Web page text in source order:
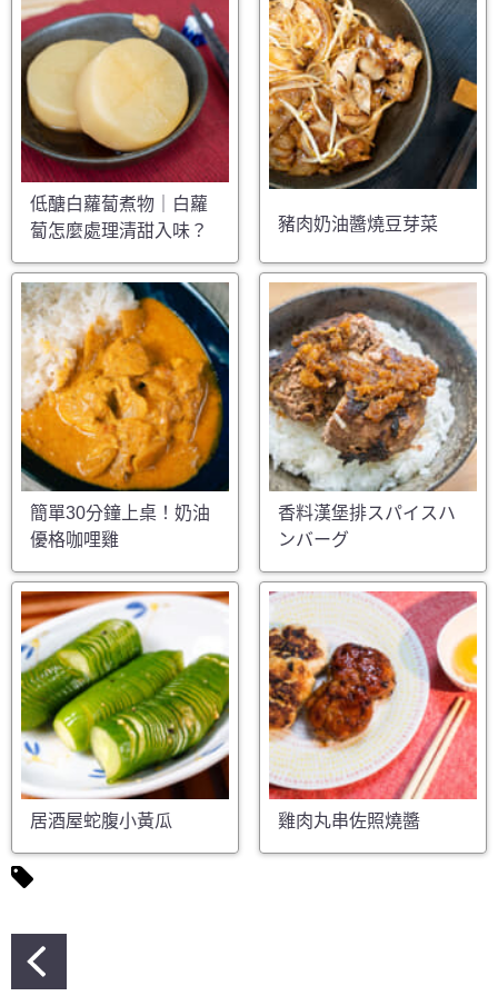
低醣白蘿蔔煮物｜白蘿
蔔怎麼處理清甜入味？
豬肉奶油醬燒豆芽菜
簡單30分鐘上桌！奶油
優格咖哩雞
香料漢堡排スパイスハ
ンバーグ
居酒屋蛇腹小黃瓜 雞肉丸串佐照燒醬
文